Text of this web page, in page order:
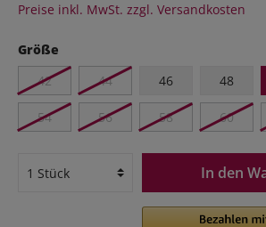
Preise inkl. MwSt. zzgl. Versandkosten
Größe
42
44 46 48
54 56 58 60
In den